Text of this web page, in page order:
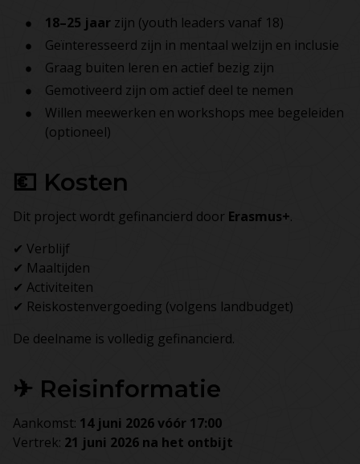
18–25 jaar zijn (youth leaders vanaf 18)
Geïnteresseerd zijn in mentaal welzijn en inclusie
Graag buiten leren en actief bezig zijn
Gemotiveerd zijn om actief deel te nemen
Willen meewerken en workshops mee begeleiden
(optioneel)
💶 Kosten
Dit project wordt gefinancierd door Erasmus+.
✔ Verblijf
✔ Maaltijden
✔ Activiteiten
✔ Reiskostenvergoeding (volgens landbudget)
De deelname is volledig gefinancierd.
✈ Reisinformatie
Aankomst: 14 juni 2026 vóór 17:00
Vertrek: 21 juni 2026 na het ontbijt